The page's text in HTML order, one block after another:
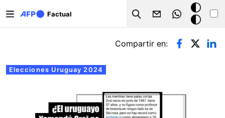
Factual
Search
Modo
oscuro
Solapas principales
Elecciones Uruguay 2024
Compartir en: